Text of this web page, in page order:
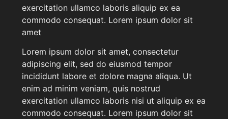
exercitation ullamco laboris aliquip ex ea
commodo consequat. Lorem ipsum dolor sit
amet
Lorem ipsum dolor sit amet, consectetur
adipiscing elit, sed do eiusmod tempor
incididunt labore et dolore magna aliqua. Ut
enim ad minim veniam, quis nostrud
exercitation ullamco laboris nisi ut aliquip ex ea
commodo consequat. Lorem ipsum dolor sit